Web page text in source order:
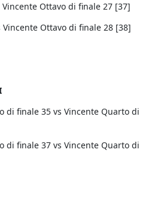
Ottavo di finale 27 [37]
Ottavo di finale 28 [38]
finale 35 vs Vincente Quarto di
finale 37 vs Vincente Quarto di